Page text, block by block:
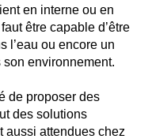
en interne ou en
être capable d’être
l’eau ou encore un
environnement.
de proposer des
des solutions
aussi attendues chez